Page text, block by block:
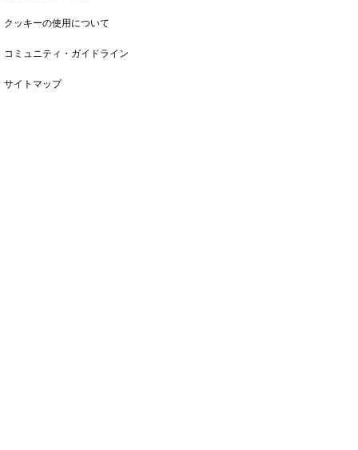
クッキーの使用について
コミュニティ・ガイドライン
サイトマップ